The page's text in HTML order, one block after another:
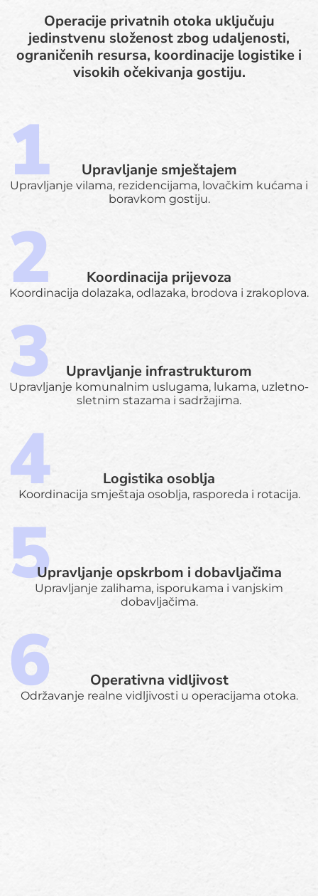
Operacije privatnih otoka uključuju
jedinstvenu složenost zbog udaljenosti,
ograničenih resursa, koordinacije logistike i
visokih očekivanja gostiju.
Upravljanje smještajem
Upravljanje vilama, rezidencijama, lovačkim kućama i
boravkom gostiju.
Koordinacija prijevoza
Koordinacija dolazaka, odlazaka, brodova i zrakoplova.
Upravljanje infrastrukturom
Upravljanje komunalnim uslugama, lukama, uzletno-
sletnim stazama i sadržajima.
Logistika osoblja
Koordinacija smještaja osoblja, rasporeda i rotacija.
Upravljanje opskrbom i dobavljačima
Upravljanje zalihama, isporukama i vanjskim
dobavljačima.
Operativna vidljivost
Održavanje realne vidljivosti u operacijama otoka.